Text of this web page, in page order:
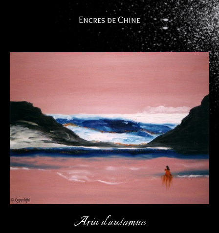
Encres de Chine
Aria d'automne